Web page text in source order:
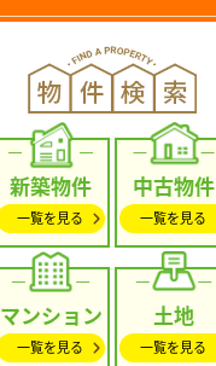
新築物件
一覧を見る
中古物件
一覧を見る
マンション
一覧を見る
土地
一覧を見る